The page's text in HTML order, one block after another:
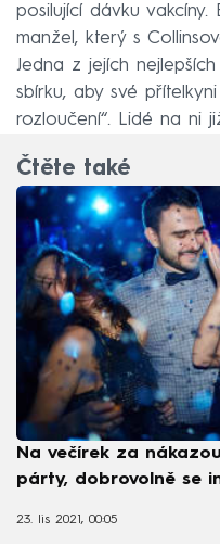
posilující dávku vakcíny.
manžel, který s
Jedna z jejích
sbírku, aby své
rozloučení“. Lidé na ni
Čtěte také
Na večírek za
párty, dobrovolně se
23. lis 2021, 00:05